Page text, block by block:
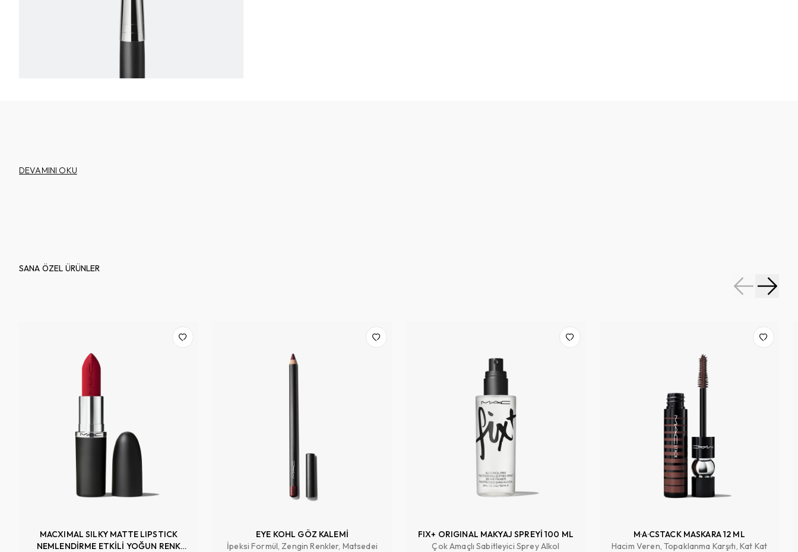
DEVAMINI OKU
SANA ÖZEL ÜRÜNLER
MACXIMAL SILKY MATTE LIPSTICK
NEMLENDİRME ETKİLİ YOĞUN RENK
EYE KOHL GÖZ KALEMİ
İpeksi Formül, Zengin Renkler, Matsedei
FIX+ ORIGINAL MAKYAJ SPREYİ 100 ML
Çok Amaçlı Sabitleyici Sprey Alkol
M·A·CSTACK MASKARA 12 ML
Hacim Veren, Topaklanma Karşıtı, Kat Kat